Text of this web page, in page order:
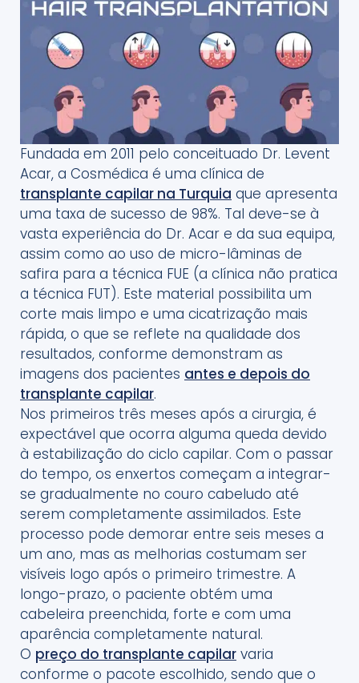
Fundada em 2011 pelo conceituado Dr. Levent
Acar, a Cosmédica é uma clínica de
transplante capilar na Turquia que apresenta
uma taxa de sucesso de 98%. Tal deve-se à
vasta experiência do Dr. Acar e da sua equipa,
assim como ao uso de micro-lâminas de
safira para a técnica FUE (a clínica não pratica
a técnica FUT). Este material possibilita um
corte mais limpo e uma cicatrização mais
rápida, o que se reflete na qualidade dos
resultados, conforme demonstram as
imagens dos pacientes antes e depois do
transplante capilar.
Nos primeiros três meses após a cirurgia, é
expectável que ocorra alguma queda devido
à estabilização do ciclo capilar. Com o passar
do tempo, os enxertos começam a integrar-
se gradualmente no couro cabeludo até
serem completamente assimilados. Este
processo pode demorar entre seis meses a
um ano, mas as melhorias costumam ser
visíveis logo após o primeiro trimestre. A
longo-prazo, o paciente obtém uma
cabeleira preenchida, forte e com uma
aparência completamente natural.
O preço do transplante capilar varia
conforme o pacote escolhido, sendo que o